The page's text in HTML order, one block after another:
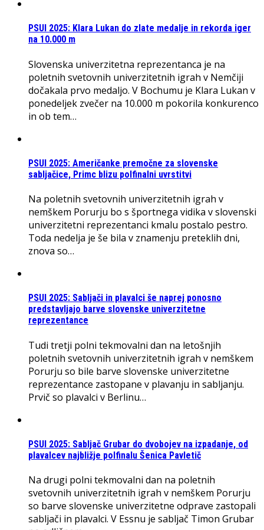
PSUI 2025: Klara Lukan do zlate medalje in rekorda iger
na 10.000 m
Slovenska univerzitetna reprezentanca je na
poletnih svetovnih univerzitetnih igrah v Nemčiji
dočakala prvo medaljo. V Bochumu je Klara Lukan v
ponedeljek zvečer na 10.000 m pokorila konkurenco
in ob tem…
PSUI 2025: Američanke premočne za slovenske
sabljačice, Primc blizu polfinalni uvrstitvi
Na poletnih svetovnih univerzitetnih igrah v
nemškem Porurju bo s športnega vidika v slovenski
univerzitetni reprezentanci kmalu postalo pestro.
Toda nedelja je še bila v znamenju preteklih dni,
znova so…
PSUI 2025: Sabljači in plavalci še naprej ponosno
predstavljajo barve slovenske univerzitetne
reprezentance
Tudi tretji polni tekmovalni dan na letošnjih
poletnih svetovnih univerzitetnih igrah v nemškem
Porurju so bile barve slovenske univerzitetne
reprezentance zastopane v plavanju in sabljanju.
Prvič so plavalci v Berlinu…
PSUI 2025: Sabljač Grubar do dvobojev na izpadanje, od
plavalcev najbližje polfinalu Šenica Pavletič
Na drugi polni tekmovalni dan na poletnih
svetovnih univerzitetnih igrah v nemškem Porurju
so barve slovenske univerzitetne odprave zastopali
sabljači in plavalci. V Essnu je sabljač Timon Grubar